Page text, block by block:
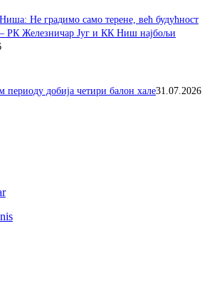
Не градимо само терене, већ будућност
РК Железничар Југ и КК Ниш најбољи
добија четири балон хале31.07.2026